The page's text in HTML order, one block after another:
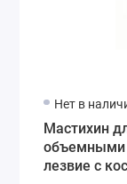
Нет в
Мастихин
объемными
лезвие с